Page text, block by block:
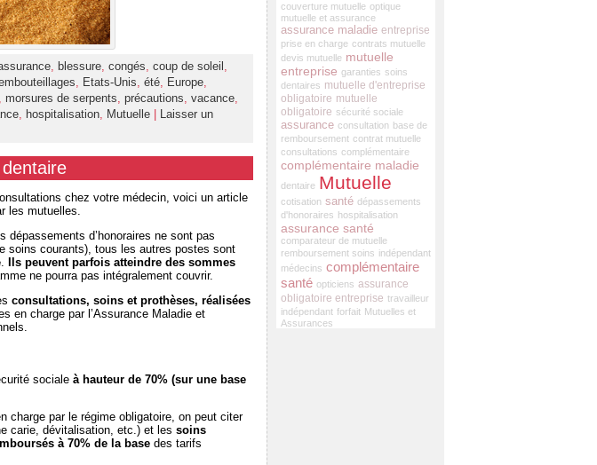
blessure congés coup de soleil
Etats-Unis été Europe
morsures de serpents précautions vacance
hospitalisation Mutuelle | Laisser un
chez votre médecin, voici un article
les mutuelles.
dépassements d’honoraires ne sont pas
soins courants), tous les autres postes sont
.
Ils peuvent parfois atteindre des sommes
ne pourra pas intégralement couvrir.
consultations, soins et prothèses, réalisées
en charge par l’Assurance Maladie et
sociale à hauteur de 70% (sur une base
charge par le régime obligatoire, on peut citer
carie, dévitalisation, etc.) et les soins
à 70% de la base des tarifs
couverture mutuelle optique
mutuelle et assurance
assurance maladie entreprise
prise en charge contrats mutuelle
devis mutuelle mutuelle
entreprise garanties soins
dentaires mutuelle d'entreprise
obligatoire mutuelle
obligatoire sécurité sociale
assurance consultation base de
remboursement contrat mutuelle
consultations complémentaire
complémentaire maladie
dentaire Mutuelle
cotisation santé dépassements
d'honoraires hospitalisation
assurance santé
comparateur de mutuelle
remboursement soins indépendant
médecins complémentaire
santé opticiens assurance
obligatoire entreprise travailleur
indépendant forfait Mutuelles et
Assurances